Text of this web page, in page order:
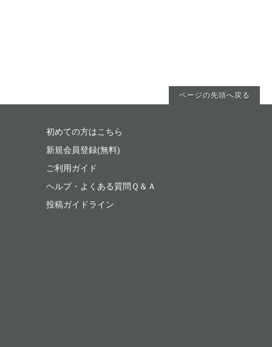
ページの先頭へ戻る
初めての方はこちら
新規会員登録(無料)
ご利用ガイド
ヘルプ・よくある質問Ｑ＆Ａ
投稿ガイドライン